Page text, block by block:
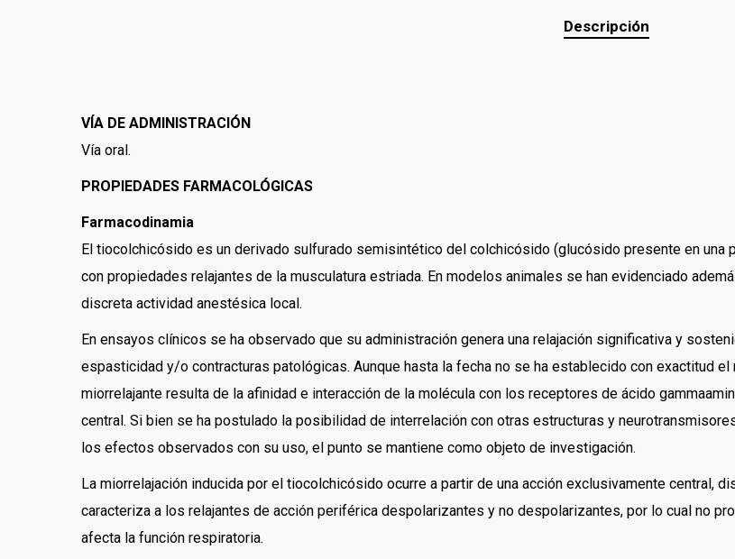
Descripción
VÍA DE ADMINISTRACIÓN
Vía oral.
PROPIEDADES FARMACOLÓGICAS
Farmacodinamia
El tiocolchicósido es un derivado sulfurado semisintético del colchicósido (glucósido presente en una
con propiedades relajantes de la musculatura estriada. En modelos animales se han evidenciado
discreta actividad anestésica local.
En ensayos clínicos se ha observado que su administración genera una relajación significativa y
espasticidad y/o contracturas patológicas. Aunque hasta la fecha no se ha establecido con exactitud
miorrelajante resulta de la afinidad e interacción de la molécula con los receptores de ácido
central. Si bien se ha postulado la posibilidad de interrelación con otras estructuras y
los efectos observados con su uso, el punto se mantiene como objeto de investigación.
La miorrelajación inducida por el tiocolchicósido ocurre a partir de una acción exclusivamente central,
caracteriza a los relajantes de acción periférica despolarizantes y no despolarizantes, por lo cual no
afecta la función respiratoria.